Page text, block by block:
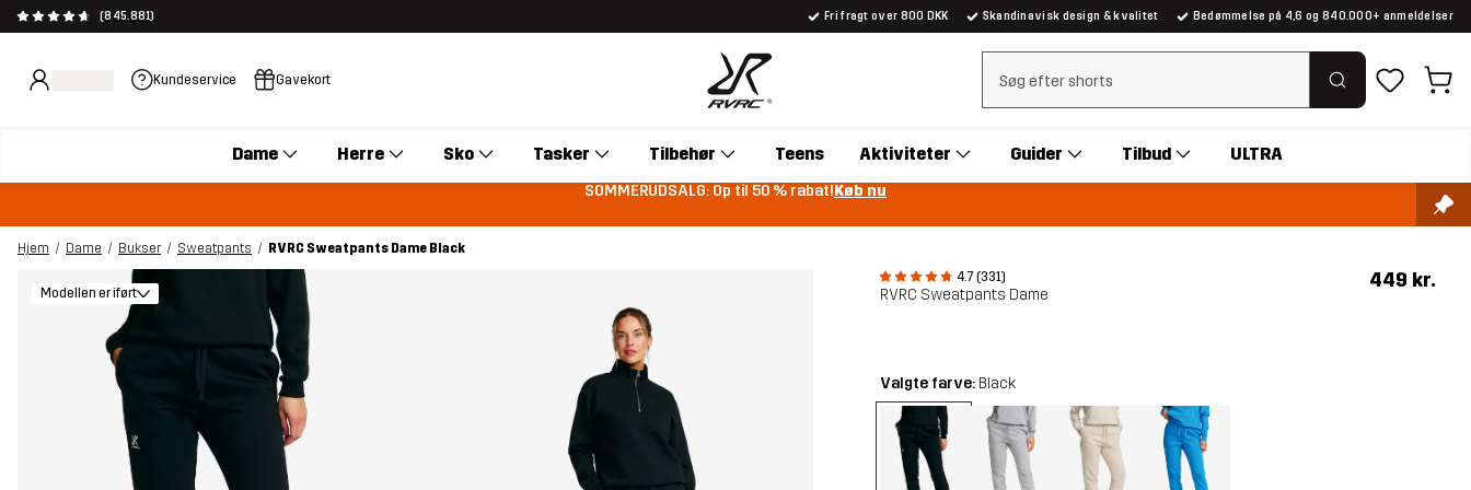
(845.881) Fri fragt over 800 DKK Skandinavisk design & kvalitet Bedømmelse på 4,6 og 840.000+ anmeldelser
Kundeservice Gavekort Ryd søgning
Dame Herre Sko Tasker Tilbehør Teens Aktiviteter Guider Tilbud ULTRA
SOMMERUDSALG: Op til 50 % rabat!Køb nu
Hjem Dame Bukser Sweatpants
RVRC Sweatpants Dame Black
4.7 (331)
RVRC Sweatpants Dame
449 kr.
Modellen er iført
Valgte farve: Black